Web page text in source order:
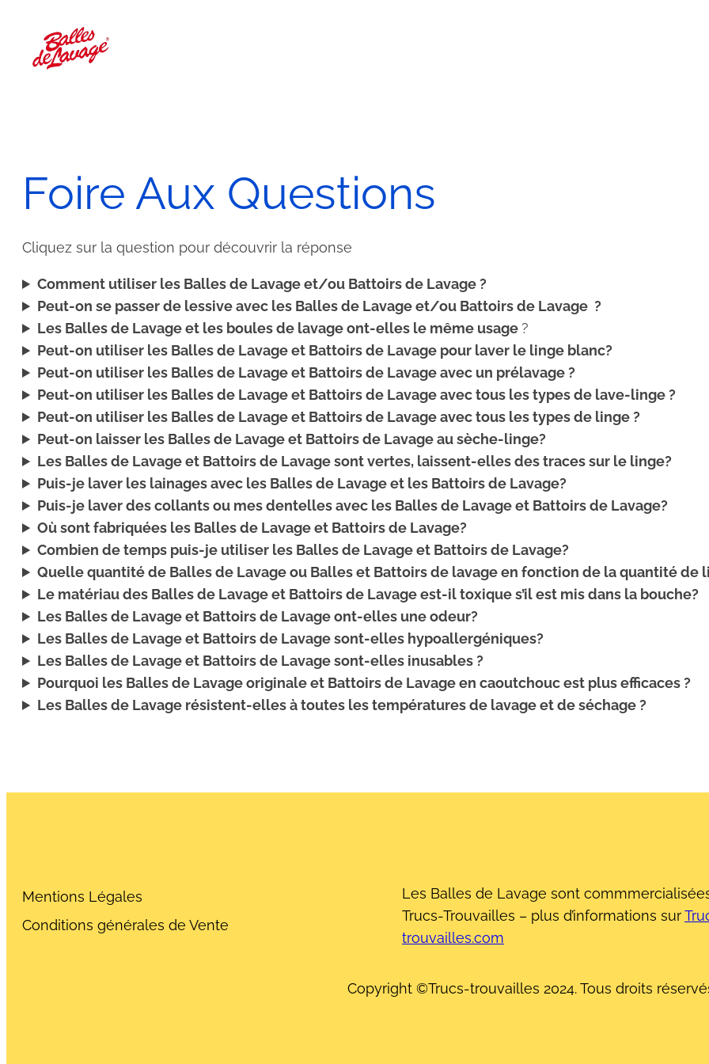
contenu
Foire Aux Questions
Cliquez sur la question pour découvrir la réponse
Comment utiliser les Balles de Lavage et/ou Battoirs de Lavage ?
Peut-on se passer de lessive avec les Balles de Lavage et/ou Battoirs de Lavage ?
Les Balles de Lavage et les boules de lavage ont-elles le même usage?
Peut-on utiliser les Balles de Lavage et Battoirs de Lavage pour laver le linge blanc?
Peut-on utiliser les Balles de Lavage et Battoirs de Lavage avec un prélavage ?
Peut-on utiliser les Balles de Lavage et Battoirs de Lavage avec tous les types de lave-linge ?
Peut-on utiliser les Balles de Lavage et Battoirs de Lavage avec tous les types de linge ?
Peut-on laisser les Balles de Lavage et Battoirs de Lavage au sèche-linge?
Les Balles de Lavage et Battoirs de Lavage sont vertes, laissent-elles des traces sur le linge?
Puis-je laver les lainages avec les Balles de Lavage et les Battoirs de Lavage?
Puis-je laver des collants ou mes dentelles avec les Balles de Lavage et Battoirs de Lavage?
Où sont fabriquées les Balles de Lavage et Battoirs de Lavage?
Combien de temps puis-je utiliser les Balles de Lavage et Battoirs de Lavage?
Quelle quantité de Balles de Lavage ou Balles et Battoirs de lavage en fonction de la quantité de
Le matériau des Balles de Lavage et Battoirs de Lavage est-il toxique s’il est mis dans la bouche?
Les Balles de Lavage et Battoirs de Lavage ont-elles une odeur?
Les Balles de Lavage et Battoirs de Lavage sont-elles hypoallergéniques?
Les Balles de Lavage et Battoirs de Lavage sont-elles inusables ?
Pourquoi les Balles de Lavage originale et Battoirs de Lavage en caoutchouc est plus efficaces ?
Les Balles de Lavage résistent-elles à toutes les températures de lavage et de séchage ?
Mentions Légales
Conditions générales de Vente
Les Balles de Lavage sont
Trucs-Trouvailles – plus d’informations sur
trouvailles.com
Copyright ©Trucs-trouvailles 2024. Tous droits